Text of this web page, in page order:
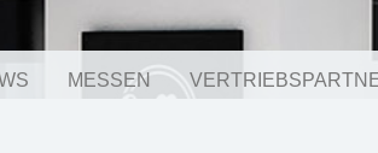
MESSEN